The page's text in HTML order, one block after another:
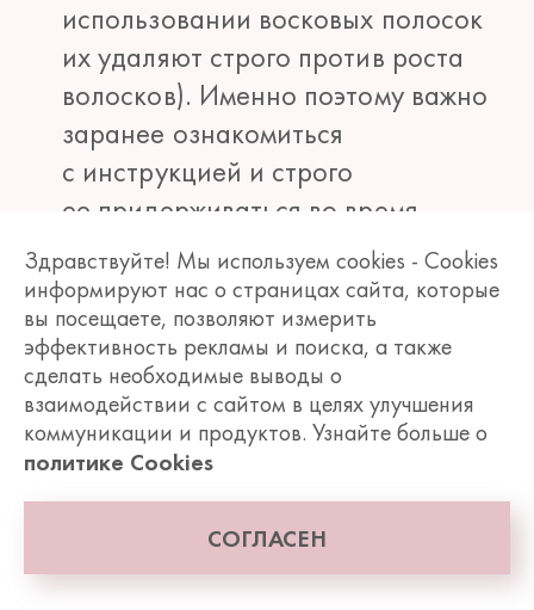
использовании восковых полосок
их удаляют строго против роста
волосков). Именно поэтому важно
заранее ознакомиться
с инструкцией и строго
ее придерживаться во время
процедуры.
Выбирайте качественные
инструменты и расходные
материалы.Регулярно меняйте
станок или лезвия в многоразовой
бритве, используйте подходящую
пасту для шугаринга и другие
материалы. Это позволяет сделать
депиляцию более качественной
Здравствуйте! Мы используем cookies - Cookies
информируют нас о страницах сайта, которые
вы посещаете, позволяют измерить
эффективность рекламы и поиска, а также
сделать необходимые выводы о
взаимодействии с сайтом в целях улучшения
коммуникации и продуктов. Узнайте больше о
политике Cookies
СОГЛАСЕН